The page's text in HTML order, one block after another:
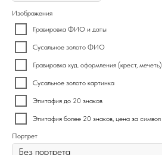
Изображения
Гравировка ФИО и даты
Сусальное золото ФИО
Гравировка худ. оформления (крест, мечеть)
Сусальное золото картинка
Эпитафия до 20 знаков
Эпитафия более 20 знаков, цена за символ
Портрет